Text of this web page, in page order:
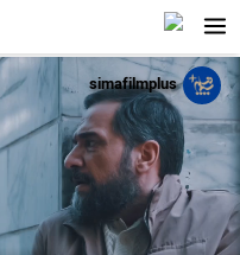
simafilmplus